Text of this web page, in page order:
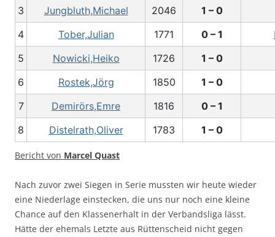
3
Jungbluth,Michael 2046
1 – 0
4
Tober,Julian 1771 0 – 1
5
Nowicki,Heiko 1726
1 – 0
6
Rostek,Jörg 1850
1 – 0
7
Demirörs,Emre 1816
0 – 1
8
Distelrath,Oliver 1783 1 – 0
Bericht von Marcel Quast
Nach zuvor zwei Siegen in Serie mussten wir heute wieder
eine Niederlage einstecken, die uns nur noch eine kleine
Chance auf den Klassenerhalt in der Verbandsliga lässt.
Hätte der ehemals Letzte aus Rüttenscheid nicht gegen